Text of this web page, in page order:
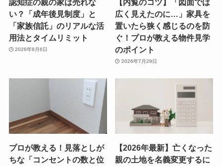
認知症の親の家は売れな
い？「成年後見制度」と
「家族信託」のリアルな活
用法とタイムリミット
2026年8月6日
【内覧のコツ】「図面では
広く見えたのに…」家具を
置いたら狭く感じるのを防
ぐ！プロが教える物件見学
のポイント
2026年7月29日
プロが教える！見落としが
ちな「コンセントの数と位
【2026年最新】亡くなった
親の土地を名義変更するに